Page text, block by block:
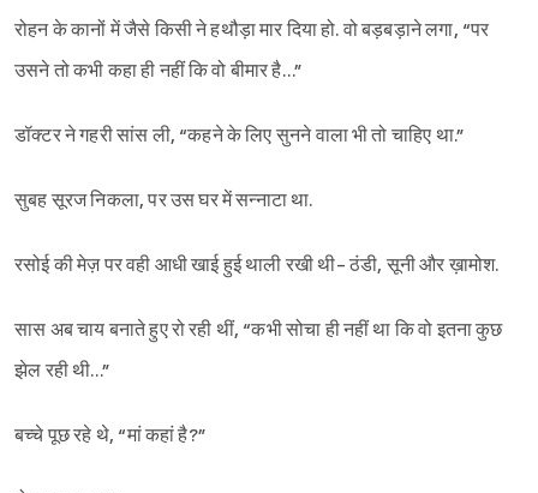
रोहन के कानों में जैसे किसी ने हथौड़ा मार दिया हो. वो बड़बड़ाने लगा, “पर
उसने तो कभी कहा ही नहीं कि वो बीमार है…”
डॉक्टर ने गहरी सांस ली, “कहने के लिए सुनने वाला भी तो चाहिए था.”
सुबह सूरज निकला, पर उस घर में सन्नाटा था.
रसोई की मेज़ पर वही आधी खाई हुई थाली रखी थी- ठंडी, सूनी और ख़ामोश.
सास अब चाय बनाते हुए रो रही थीं, “कभी सोचा ही नहीं था कि वो इतना कुछ
झेल रही थी…”
बच्चे पूछ रहे थे, “मां कहां है?”